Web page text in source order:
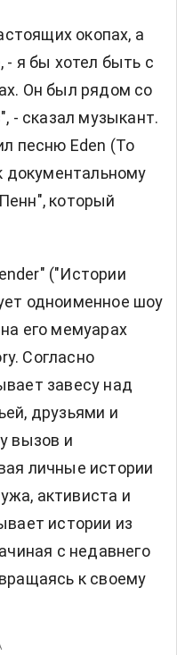
окопах, а
я бы хотел быть с
Он был рядом со
- сказал музыкант.
песню Eden (To
документальному
который
("Истории
одноименное шоу
его мемуарах
Согласно
завесу над
друзьями и
вызов и
личные истории
активиста и
истории из
с недавнего
к своему